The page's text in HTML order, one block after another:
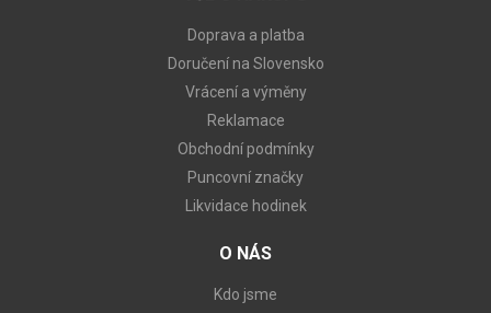
Doprava a platba
Doručení na Slovensko
Vrácení a výměny
Reklamace
Obchodní podmínky
Puncovní značky
Likvidace hodinek
O NÁS
Kdo jsme